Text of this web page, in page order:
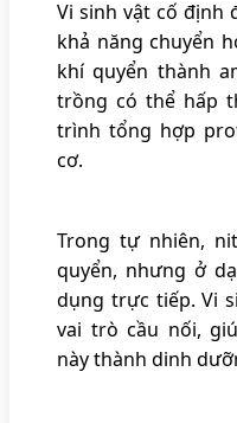
Vi sinh vật cố định
khả năng chuyển
khí quyển thành
trồng có thể hấp
trình tổng hợp
cơ.
Trong tự nhiên,
quyển, nhưng ở
dụng trực tiếp. Vi
vai trò cầu nối,
này thành dinh